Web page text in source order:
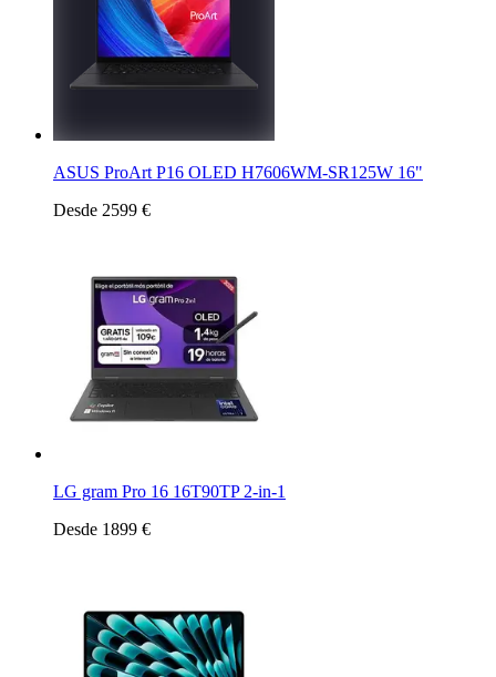
ASUS ProArt P16 OLED H7606WM-SR125W 16"
Desde 2599 €
LG gram Pro 16 16T90TP 2-in-1
Desde 1899 €